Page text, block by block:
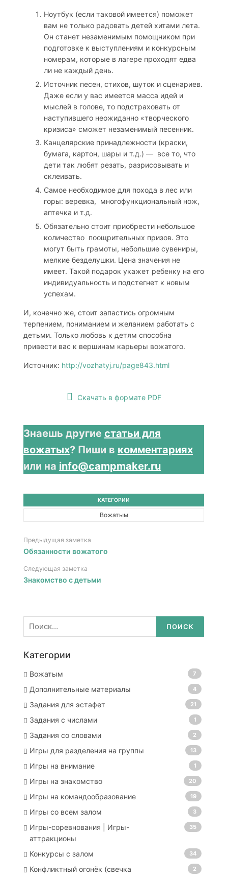
Ноутбук (если таковой имеется) поможет
вам не только радовать детей хитами лета.
Он станет незаменимым помощником при
подготовке к выступлениям и конкурсным
номерам, которые в лагере проходят едва
ли не каждый день.
Источник песен, стихов, шуток и сценариев.
Даже если у вас имеется масса идей и
мыслей в голове, то подстраховать от
наступившего неожиданно «творческого
кризиса» сможет незаменимый песенник.
Канцелярские принадлежности (краски,
бумага, картон, шары и т.д.) — все то, что
дети так любят резать, разрисовывать и
склеивать.
Самое необходимое для похода в лес или
горы: веревка, многофункциональный нож,
аптечка и т.д.
Обязательно стоит приобрести небольшое
количество поощрительных призов. Это
могут быть грамоты, небольшие сувениры,
мелкие безделушки. Цена значения не
имеет. Такой подарок укажет ребенку на его
индивидуальность и подстегнет к новым
успехам.
И, конечно же, стоит запастись огромным
терпением, пониманием и желанием работать с
детьми. Только любовь к детям способна
привести вас к вершинам карьеры вожатого.
Источник: http://vozhatyj.ru/page843.html
Скачать в формате PDF
Знаешь другие статьи для
вожатых? Пиши в комментариях
или на info@campmaker.ru
КАТЕГОРИИ
Вожатым
Предыдущая заметка
Обязанности вожатого
Следующая заметка
Знакомство с детьми
Найти:
Категории
Вожатым 7
Дополнительные материалы 4
Задания для эстафет 21
Задания с числами 1
Задания со словами 2
Игры для разделения на группы 13
Игры на внимание 1
Игры на знакомство 20
Игры на командообразование 19
Игры со всем залом 3
Игры-соревнования | Игры-
аттракционы
35
Конкурсы с залом 34
Конфликтный огонёк (свечка 2